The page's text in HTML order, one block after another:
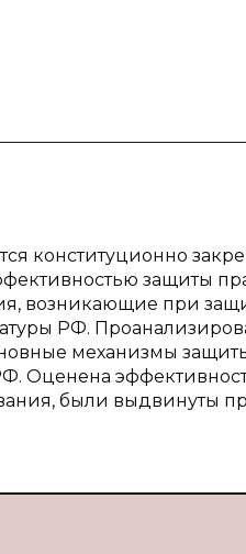
конституционно
защиты
возникающие при
РФ.
механизмы
Оценена
были выдвинуты